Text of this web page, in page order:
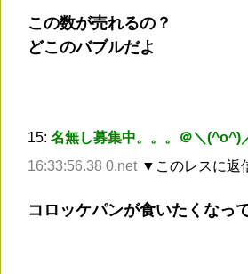
この数が売れるの？
どこのバブルだよ
15: 名無し募集中。。。＠＼(^o^)
16:33:56.38 0.net ▼このレスに返
コロッケパンが食いたくなっ